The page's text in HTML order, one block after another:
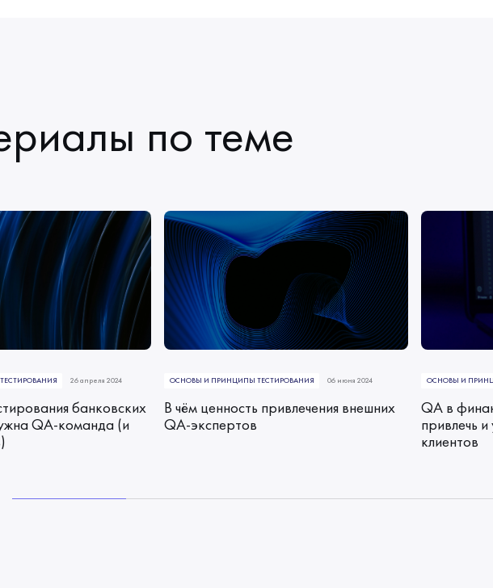
по теме
26 апреля 2024
банковских
QA-команда (и
ОСНОВЫ И ПРИНЦИПЫ ТЕСТИРОВАНИЯ 06 июня 2024
В чём ценность привлечения внешних
QA-экспертов
ОСНОВЫ И
QA в
привлечь
клиентов